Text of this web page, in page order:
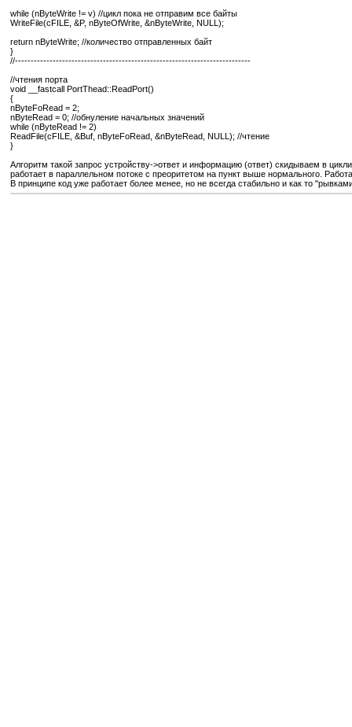
while (nByteWrite != v) //цикл пока не отправим все байты
WriteFile(cFILE, &P, nByteOfWrite, &nByteWrite, NULL);
return nByteWrite; //количество отправленных байт
}
//---------------------------------------------------------------------------
//чтения порта
void __fastcall PortThead::ReadPort()
{
nByteFoRead = 2;
nByteRead = 0; //обнуление начальных значений
while (nByteRead != 2)
ReadFile(cFILE, &Buf, nByteFoRead, &nByteRead, NULL); //чтение
}
Алгоритм такой запрос устройству->ответ и информацию (ответ) скидываем в
работает в параллельном потоке с преоритетом на пункт выше нормального.
В принципе код уже работает более менее, но не всегда стабильно и как то